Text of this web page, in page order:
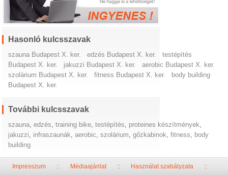
Hasonló kulcsszavak
szauna Budapest X. ker. edzés Budapest X. ker.
testépítés
Budapest X. ker.
jakuzzi Budapest X. ker.
aerobic Budapest X. ker.
szolárium Budapest X. ker.
fitness Budapest X. ker.
body building
Budapest X. ker.
További kulcsszavak
szauna ,edzés ,training bike ,testépítés proteines készítmények
jakuzzi
infraszaunák ,aerobic ,szolárium ,gőzkabinok ,fitness
body
building
Impresszum::Médiaajánlat::Használat szabályzata::